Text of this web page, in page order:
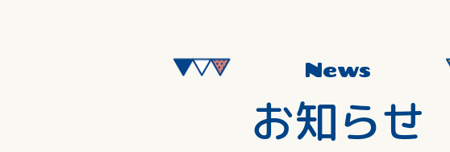
News
お知らせ